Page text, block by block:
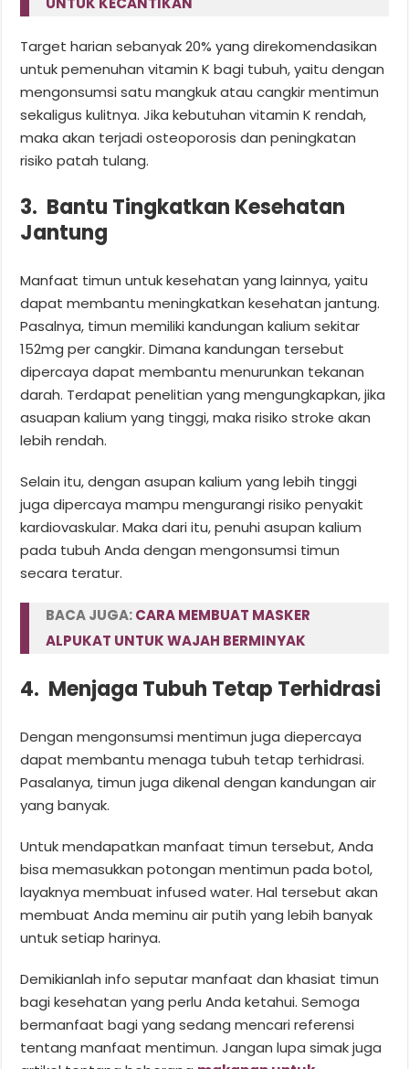
Target harian sebanyak 20% yang direkomendasikan
untuk pemenuhan vitamin K bagi tubuh, yaitu dengan
mengonsumsi satu mangkuk atau cangkir mentimun
sekaligus kulitnya. Jika kebutuhan vitamin K rendah,
maka akan terjadi osteoporosis dan peningkatan
risiko patah tulang.
3. Bantu Tingkatkan Kesehatan
Jantung
Manfaat timun untuk kesehatan yang lainnya, yaitu
dapat membantu meningkatkan kesehatan jantung.
Pasalnya, timun memiliki kandungan kalium sekitar
152mg per cangkir. Dimana kandungan tersebut
dipercaya dapat membantu menurunkan tekanan
darah. Terdapat penelitian yang mengungkapkan, jika
asuapan kalium yang tinggi, maka risiko stroke akan
lebih rendah.
Selain itu, dengan asupan kalium yang lebih tinggi
juga dipercaya mampu mengurangi risiko penyakit
kardiovaskular. Maka dari itu, penuhi asupan kalium
pada tubuh Anda dengan mengonsumsi timun
secara teratur.
BACA JUGA:CARA MEMBUAT MASKER
ALPUKAT UNTUK WAJAH BERMINYAK
4. Menjaga Tubuh Tetap Terhidrasi
Dengan mengonsumsi mentimun juga diepercaya
dapat membantu menaga tubuh tetap terhidrasi.
Pasalanya, timun juga dikenal dengan kandungan air
yang banyak.
Untuk mendapatkan manfaat timun tersebut, Anda
bisa memasukkan potongan mentimun pada botol,
layaknya membuat infused water. Hal tersebut akan
membuat Anda meminu air putih yang lebih banyak
untuk setiap harinya.
Demikianlah info seputar manfaat dan khasiat timun
bagi kesehatan yang perlu Anda ketahui. Semoga
bermanfaat bagi yang sedang mencari referensi
tentang manfaat mentimun. Jangan lupa simak juga